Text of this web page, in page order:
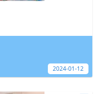
2024-01-12